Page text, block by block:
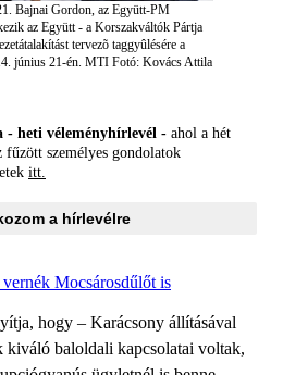
Bajnai Gordon, az Együtt-PM
az Együtt - a Korszakváltók Pártja
tervezõ taggyûlésére a
június 21-én. MTI Fotó: Kovács Attila
- heti véleményhírlevél - ahol a hét
fűzött személyes gondolatok
itt.
a hírlevélre
Mocsárosdűlőt is
hogy – Karácsony állításával
kiváló baloldali kapcsolatai voltak,